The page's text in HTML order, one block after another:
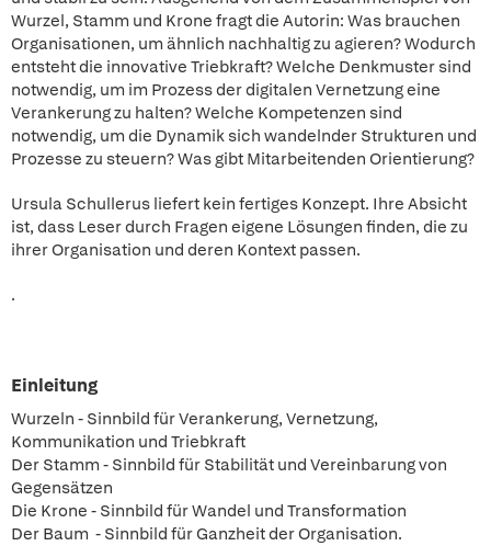
Wurzel, Stamm und Krone fragt die Autorin: Was brauchen
Organisationen, um ähnlich nachhaltig zu agieren? Wodurch
entsteht die innovative Triebkraft? Welche Denkmuster sind
notwendig, um im Prozess der digitalen Vernetzung eine
Verankerung zu halten? Welche Kompetenzen sind
notwendig, um die Dynamik sich wandelnder Strukturen und
Prozesse zu steuern? Was gibt Mitarbeitenden Orientierung?
Ursula Schullerus liefert kein fertiges Konzept. Ihre Absicht
ist, dass Leser durch Fragen eigene Lösungen finden, die zu
ihrer Organisation und deren Kontext passen.
.
Einleitung
Wurzeln - Sinnbild für Verankerung, Vernetzung,
Kommunikation und Triebkraft
Der Stamm - Sinnbild für Stabilität und Vereinbarung von
Gegensätzen
Die Krone - Sinnbild für Wandel und Transformation
Der Baum - Sinnbild für Ganzheit der Organisation.